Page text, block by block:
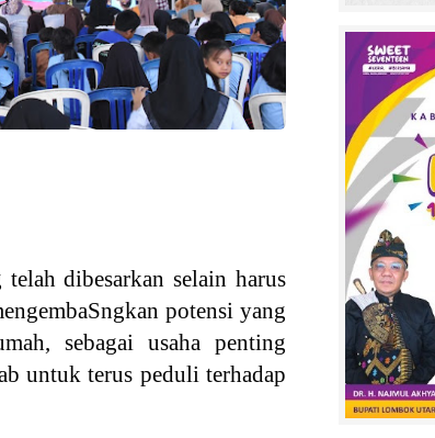
dibesarkan selain harus
potensi yang
sebagai usaha penting
untuk terus peduli terhadap